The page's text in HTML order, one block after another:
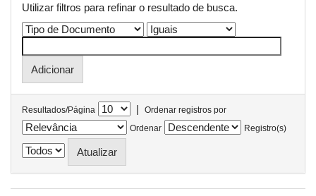
Utilizar filtros para refinar o resultado de busca.
Resultados/Página |
Ordenar registros por
Ordenar
Registro(s)